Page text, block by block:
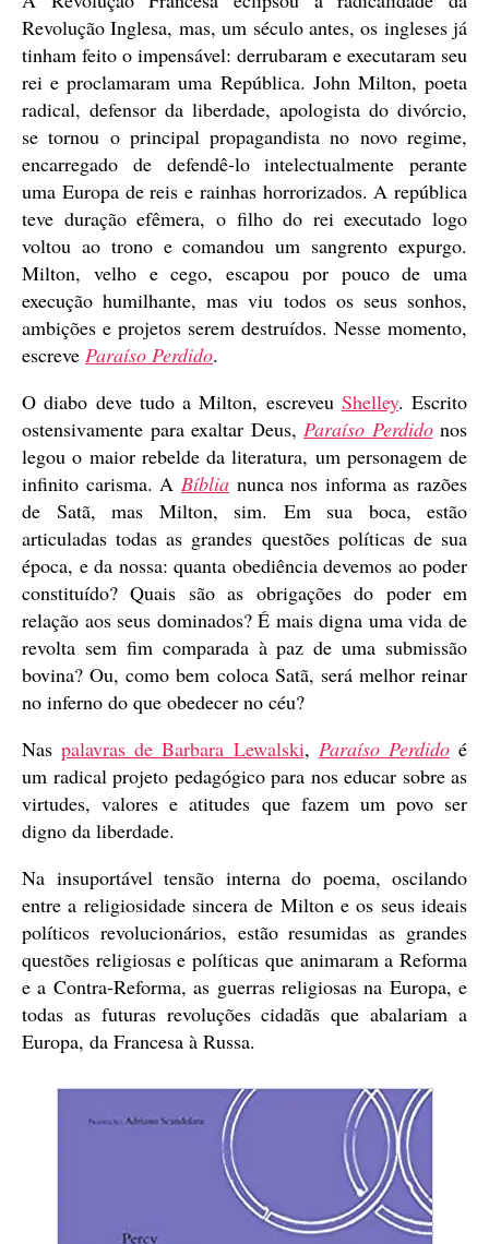
Revolução Inglesa, mas, um século antes, os ingleses já
tinham feito o impensável: derrubaram e executaram seu
rei e proclamaram uma República. John Milton, poeta
radical, defensor da liberdade, apologista do divórcio,
se tornou o principal propagandista no novo regime,
encarregado de defendê-lo intelectualmente perante
uma Europa de reis e rainhas horrorizados. A república
teve duração efêmera, o filho do rei executado logo
voltou ao trono e comandou um sangrento expurgo.
Milton, velho e cego, escapou por pouco de uma
execução humilhante, mas viu todos os seus sonhos,
ambições e projetos serem destruídos. Nesse momento,
escreve Paraíso Perdido.
O diabo deve tudo a Milton, escreveu Shelley. Escrito
ostensivamente para exaltar Deus, Paraíso Perdidonos
legou o maior rebelde da literatura, um personagem de
infinito carisma. A Bíblianunca nos informa as razões
de Satã, mas Milton, sim. Em sua boca, estão
articuladas todas as grandes questões políticas de sua
época, e da nossa: quanta obediência devemos ao poder
constituído? Quais são as obrigações do poder em
relação aos seus dominados? É mais digna uma vida de
revolta sem fim comparada à paz de uma submissão
bovina? Ou, como bem coloca Satã, será melhor reinar
no inferno do que obedecer no céu?
Naspalavras de Barbara Lewalski, Paraíso Perdidoé
um radical projeto pedagógico para nos educar sobre as
virtudes, valores e atitudes que fazem um povo ser
digno da liberdade.
Na insuportável tensão interna do poema, oscilando
entre a religiosidade sincera de Milton e os seus ideais
políticos revolucionários, estão resumidas as grandes
questões religiosas e políticas que animaram a Reforma
e a Contra-Reforma, as guerras religiosas na Europa, e
todas as futuras revoluções cidadãs que abalariam a
Europa, da Francesa à Russa.